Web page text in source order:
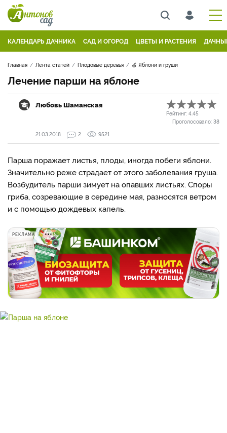
КАЛЕНДАРЬ ДАЧНИКА САД И ОГОРОД ЦВЕТЫ И РАСТЕНИЯ
Главная Лента статей Плодовые деревья 🍏 Яблони и груши
Лечение парши на яблоне
Любовь Шаманская
Рейтинг: 4.45
Проголосовало: 38
21.03.2018
2 9521
Парша поражает листья, плоды, иногда побеги яблони.
Значительно реже страдает от этого заболевания груша.
Возбудитель парши зимует на опавших листьях. Споры
гриба, созревающие в середине мая, разносятся ветром
и с помощью дождевых капель.
РЕКЛАМА